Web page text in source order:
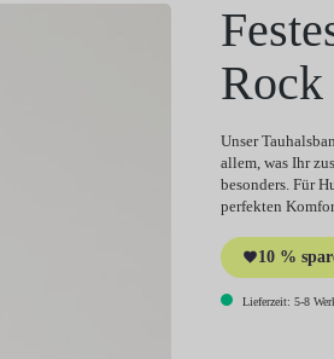
Unser
allem, was Ihr
besonders. Für
perfekten
10 %
Lieferzeit: 5-8